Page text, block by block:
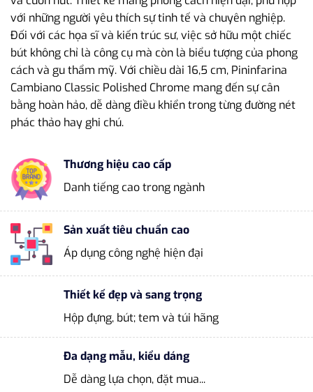
với những người yêu thích sự tinh tế và chuyên nghiệp.
Đối với các họa sĩ và kiến trúc sư, việc sở hữu một chiếc
bút không chỉ là công cụ mà còn là biểu tượng của phong
cách và gu thẩm mỹ. Với chiều dài 16,5 cm, Pininfarina
Cambiano Classic Polished Chrome mang đến sự cân
bằng hoàn hảo, dễ dàng điều khiển trong từng đường nét
phác thảo hay ghi chú.
Thương hiệu cao cấp
Danh tiếng cao trong ngành
Sản xuất tiêu chuẩn cao
Áp dụng công nghệ hiện đại
Thiết kế đẹp và sang trọng
Hộp đựng, bút; tem và túi hãng
Đa dạng mẫu, kiểu dáng
Dễ dàng lựa chọn, đặt mua...